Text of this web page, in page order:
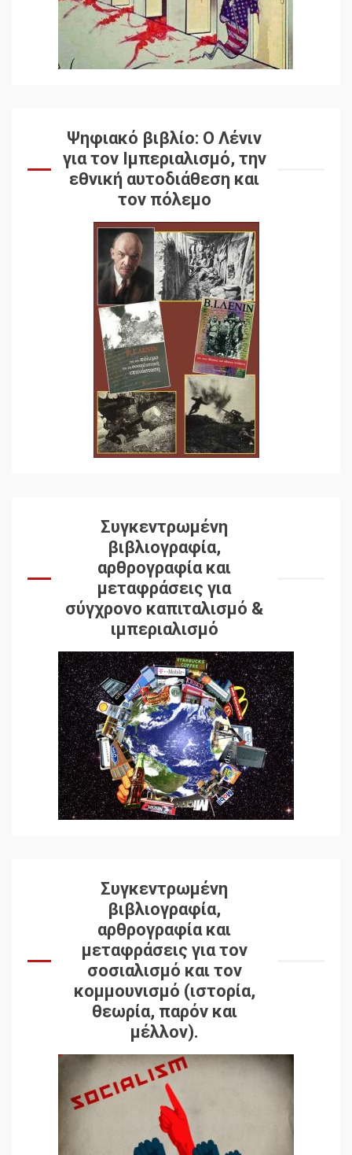
Ψηφιακό βιβλίο: Ο Λένιν
για τον Ιμπεριαλισμό, την
εθνική αυτοδιάθεση και
τον πόλεμο
Συγκεντρωμένη
βιβλιογραφία,
αρθρογραφία και
μεταφράσεις για
σύγχρονο καπιταλισμό &
ιμπεριαλισμό
Συγκεντρωμένη
βιβλιογραφία,
αρθρογραφία και
μεταφράσεις για τον
σοσιαλισμό και τον
κομμουνισμό (ιστορία,
θεωρία, παρόν και
μέλλον).
Δωρεάν βιβλίο από το
Documento: Η μεγάλη
ληστεία και ο έλεγχος των
λαών